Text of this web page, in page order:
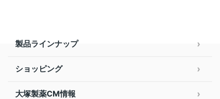
製品ラインナップ
ショッピング
大塚製薬CM情報